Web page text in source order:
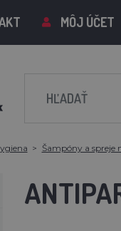
MÔJ ÚČET
Šampóny a spreje